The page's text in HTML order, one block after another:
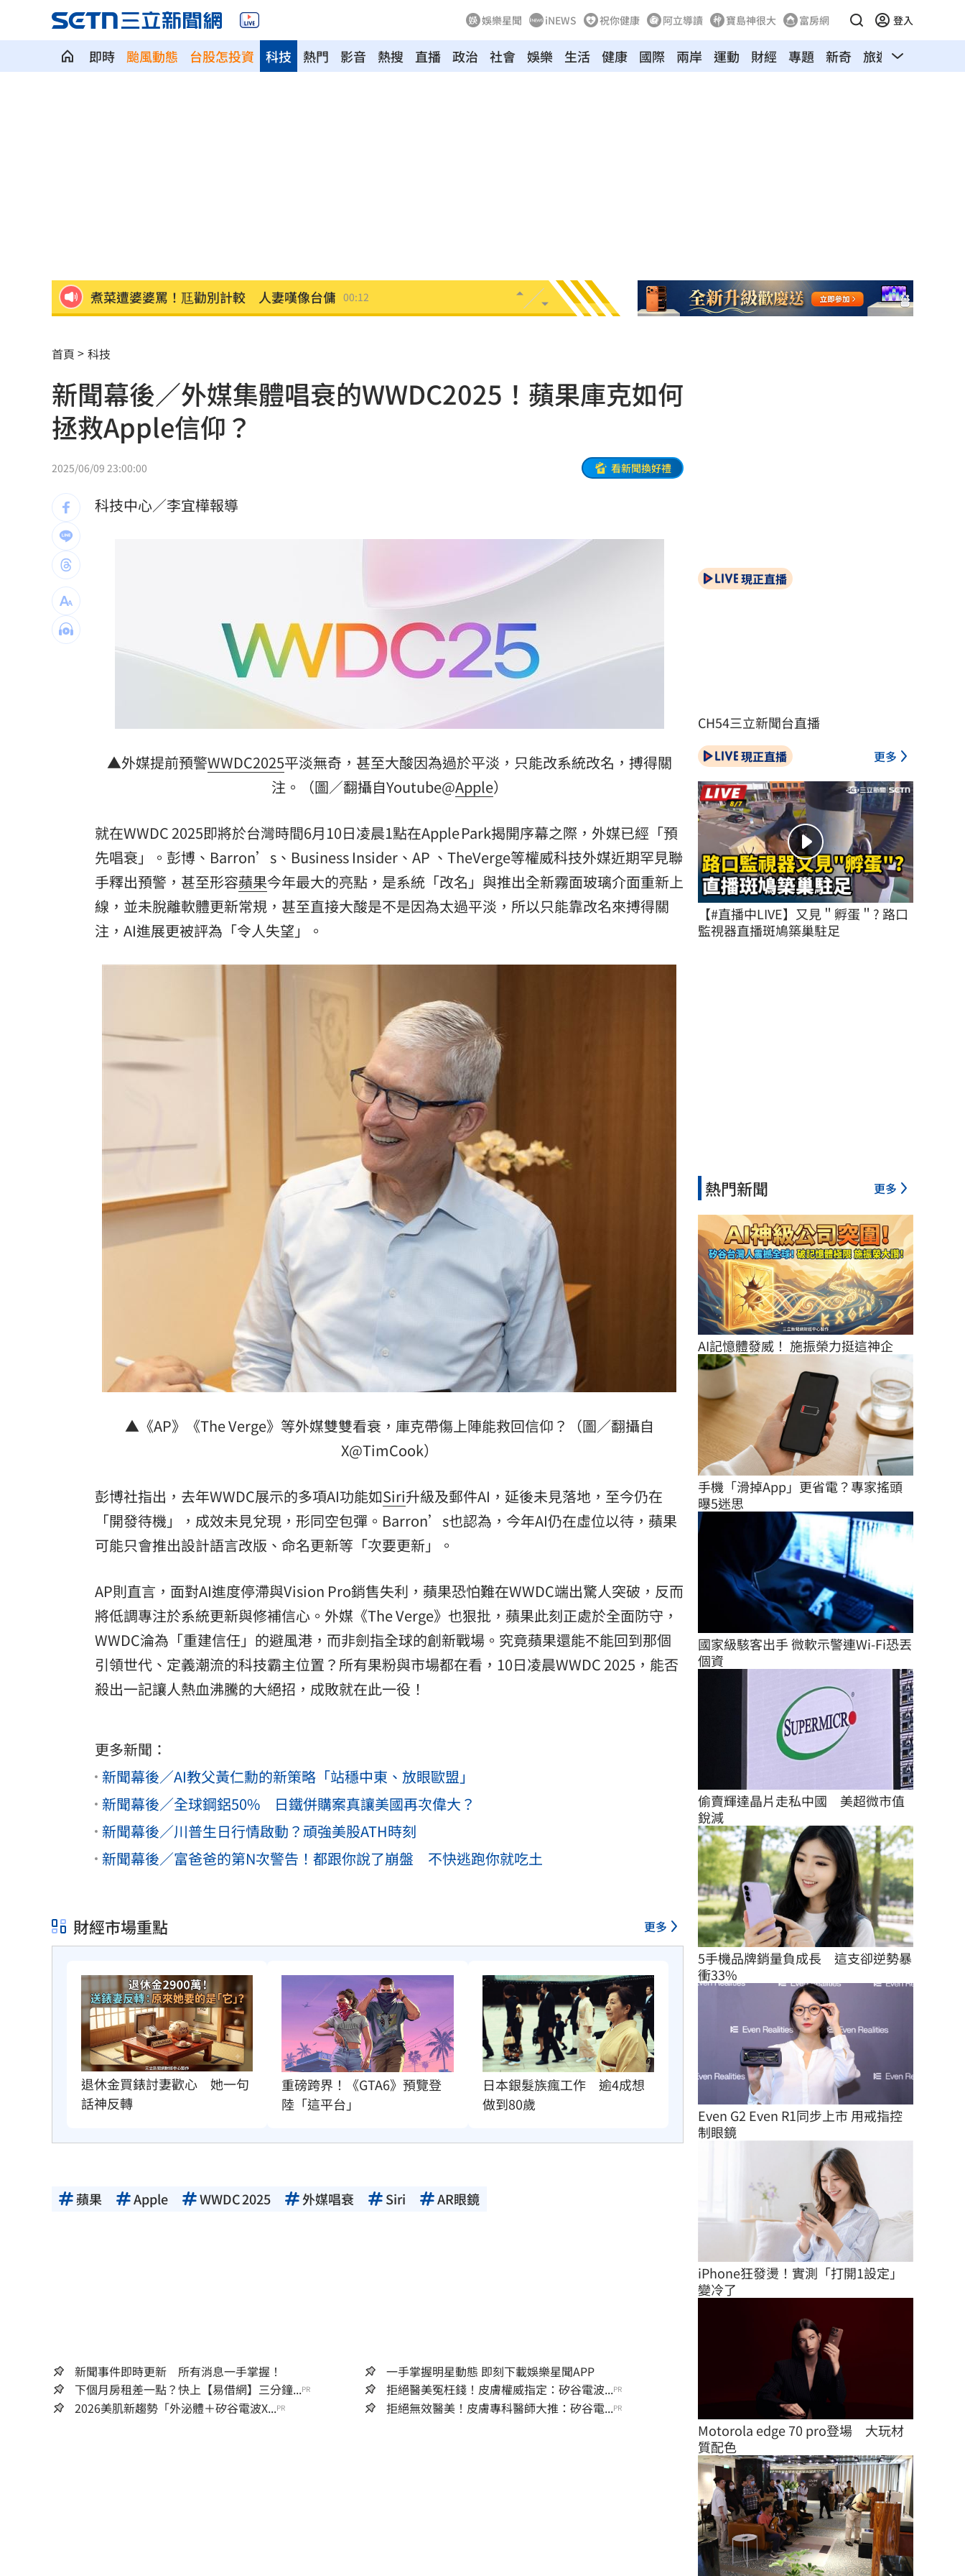
娛樂星聞 iNEWS 祝你健康 阿立導讀 寶島神很大 富房網 登入
即時 颱風動態 台股怎投資 熱門 影音 熱搜 直播 政治 社會 娛樂 生活 健康 國際 兩岸 運動 財經 專題 新奇
科技 旅遊 汽車
煮菜遭婆婆罵！尫勸別計較 人妻嘆像台傭 00:12
南電Q2財報公布後 目標價調升
俄軍空襲烏克蘭首都基輔及周邊 4人喪命 23:59
費仔確定成自由球員 下一步動向引人關注
米蘭達離婚奧蘭多布魯13年！罕談前夫互動
美制裁杜拜加密幣交所！控助伊朗革命衛隊
喝錯傷身！營養師整理喝咖啡「7大守則」 23:27
美：東南亞詐騙園區多由中國背景組織主導 23:25
拆監獄家書見「叫別人老婆」人妻氣炸
ETF存到2千萬退休！他因1封信重回職場 23:21
社宅包租爆糾紛 房客控業者硬闖屋內趕人 23:16
LIVE三立+24小時直播 15:27
三立iNEWS新聞台線上直播 18:00
台彩父親節推新刮刮樂千萬頭獎超「爸」氣 12:00
商場戰國來臨 台中「頂奢大道」逐漸成形
首頁 科技
新聞幕後／外媒集體唱衰的WWDC2025！蘋果庫克如何
拯救Apple信仰？
2025/06/09 23:00:00 看新聞換好禮
科技中心／李宜樺報導
▲外媒提前預警WWDC2025平淡無奇，甚至大酸因為過於平淡，只能改系統改名，搏得關
注。（圖／翻攝自Youtube@Apple）
就在WWDC 2025即將於台灣時間6月10日凌晨1點在Apple Park揭開序幕之際，外媒已經「預
先唱衰」。彭博、Barron’s、Business Insider、AP 、TheVerge等權威科技外媒近期罕見聯
手釋出預警，甚至形容蘋果今年最大的亮點，是系統「改名」與推出全新霧面玻璃介面重新上
線，並未脫離軟體更新常規，甚至直接大酸是不是因為太過平淡，所以只能靠改名來搏得關
注，AI進展更被評為「令人失望」。
▲《AP》《The Verge》等外媒雙雙看衰，庫克帶傷上陣能救回信仰？（圖／翻攝自
X@TimCook）
彭博社指出，去年WWDC展示的多項AI功能如Siri升級及郵件AI，延後未見落地，至今仍在
「開發待機」，成效未見兌現，形同空包彈。Barron’s也認為，今年AI仍在虛位以待，蘋果
可能只會推出設計語言改版、命名更新等「次要更新」。
AP則直言，面對AI進度停滯與Vision Pro銷售失利，蘋果恐怕難在WWDC端出驚人突破，反而
將低調專注於系統更新與修補信心。外媒《The Verge》也狠批，蘋果此刻正處於全面防守，
WWDC淪為「重建信任」的避風港，而非劍指全球的創新戰場。究竟蘋果還能不能回到那個
引領世代、定義潮流的科技霸主位置？所有果粉與市場都在看，10日凌晨WWDC 2025，能否
殺出一記讓人熱血沸騰的大絕招，成敗就在此一役！
更多新聞：
新聞幕後／AI教父黃仁勳的新策略「站穩中東、放眼歐盟」
新聞幕後／全球鋼鋁50% 日鐵併購案真讓美國再次偉大？
新聞幕後／川普生日行情啟動？頑強美股ATH時刻
新聞幕後／富爸爸的第N次警告！都跟你說了崩盤 不快逃跑你就吃土
財經市場重點 更多
退休金買錶討妻歡心　她一句
話神反轉
重磅跨界！《GTA6》預覽登
陸「這平台」
日本銀髮族瘋工作　逾4成想
做到80歲
蘋果 Apple WWDC 2025 外媒唱衰 Siri AR眼鏡
新聞事件即時更新 所有消息一手掌握！
一手掌握明星動態 即刻下載娛樂星聞APP
下個月房租差一點？快上【易借網】三分鐘...PR 拒絕醫美冤枉錢！皮膚權威指定：矽谷電波...PR
2026美肌新趨勢「外泌體＋矽谷電波X...PR 拒絕無效醫美！皮膚專科醫師大推：矽谷電...PR
現正直播
CH54三立新聞台直播
現正直播 更多
【#直播中LIVE】又見＂孵蛋＂? 路口
監視器直播斑鳩築巢駐足
熱門新聞 更多
AI記憶體發威！ 施振榮力挺這神企
手機「滑掉App」更省電？專家搖頭
曝5迷思
國家級駭客出手 微軟示警連Wi-Fi恐丟
個資
偷賣輝達晶片走私中國　美超微市值
銳減
5手機品牌銷量負成長　這支卻逆勢暴
衝33%
Even G2 Even R1同步上市 用戒指控
制眼鏡
iPhone狂發燙！實測「打開1設定」
變冷了
Motorola edge 70 pro登場　大玩材
質配色